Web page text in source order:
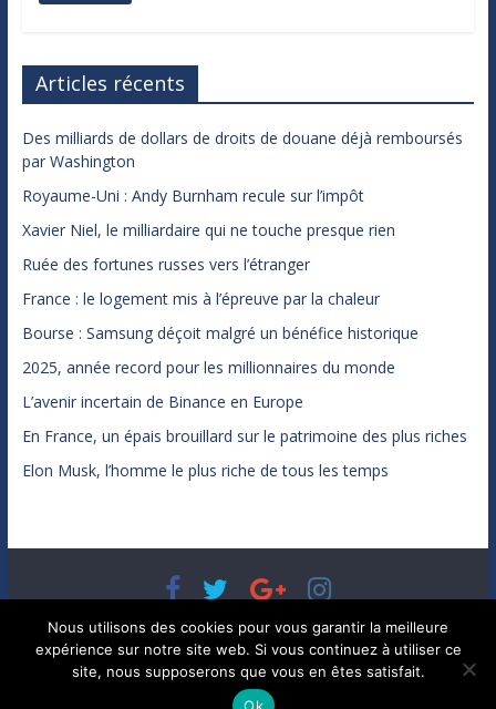
Articles récents
Des milliards de dollars de droits de douane déjà remboursés
par Washington
Royaume-Uni : Andy Burnham recule sur l’impôt
Xavier Niel, le milliardaire qui ne touche presque rien
Ruée des fortunes russes vers l’étranger
France : le logement mis à l’épreuve par la chaleur
Bourse : Samsung déçoit malgré un bénéfice historique
2025, année record pour les millionnaires du monde
L’avenir incertain de Binance en Europe
En France, un épais brouillard sur le patrimoine des plus riches
Elon Musk, l’homme le plus riche de tous les temps
Copyright © 2026Bénéfices, l'actualité de votre argent, de
votre patrimoine et de vos placements . Tous droits réservés.
Theme ColorMag par
ThemeGrill. . Propulsé par WordPress
Nous utilisons des cookies pour vous garantir la meilleure
expérience sur notre site web. Si vous continuez à utiliser ce
site, nous supposerons que vous en êtes satisfait.
Ok